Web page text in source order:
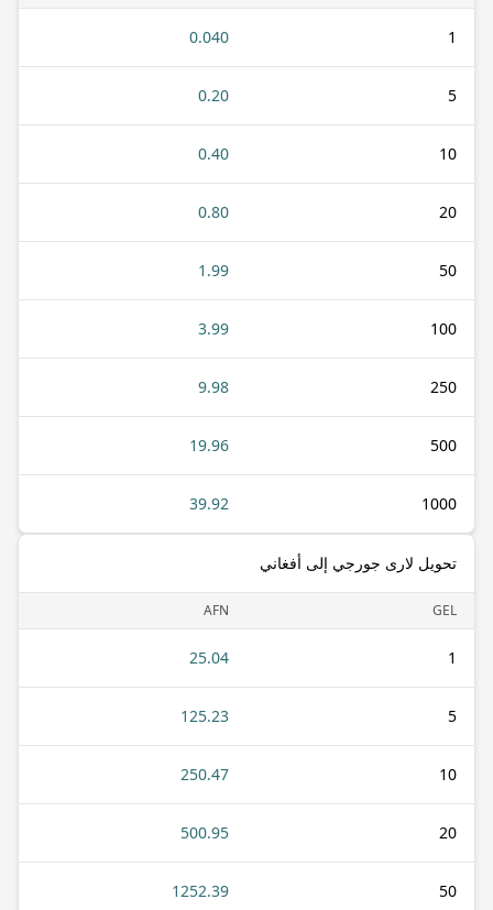
1
0.040
5
0.20
10
0.40
20
0.80
50
1.99
100
3.99
250
9.98
500
19.96
1000
39.92
تحويل لارى جورجي إلى أفغاني
GEL
AFN
1
25.04
5
125.23
10
250.47
20
500.95
50
1252.39